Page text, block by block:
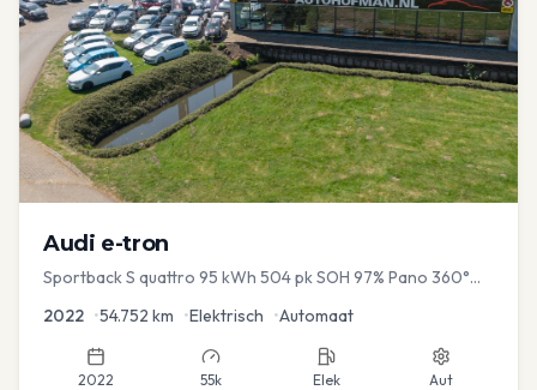
Audi e-tron
Sportback S quattro 95 kWh 504 pk SOH 97% Pano 360°
2022 •54.752 km •Elektrisch •Automaat
2022 55k Elek Aut